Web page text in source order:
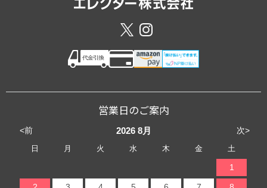
営業日のご案内
<前 次>
2026 8月
日 月 火 水 木 金 土
1